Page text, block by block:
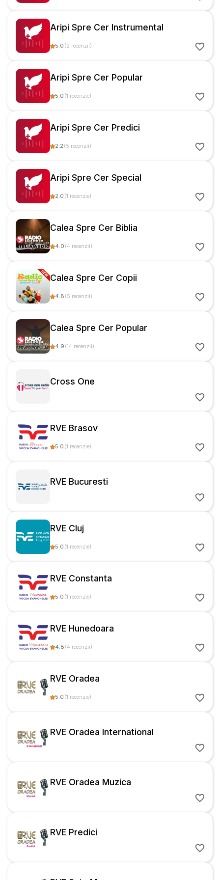
Aripi Spre Cer Instrumental
5.0 (2 recenzii)
Aripi Spre Cer Popular
5.0 (1 recenzie)
Aripi Spre Cer Predici
2.2 (5 recenzii)
Aripi Spre Cer Special
2.0 (1 recenzie)
Calea Spre Cer Biblia
4.0 (4 recenzii)
Calea Spre Cer Copii
4.8 (5 recenzii)
Calea Spre Cer Popular
4.9 (14 recenzii)
Cross One
RVE Brasov
5.0 (1 recenzie)
RVE Bucuresti
RVE Cluj
5.0 (1 recenzie)
RVE Constanta
5.0 (1 recenzie)
RVE Hunedoara
4.8 (4 recenzii)
RVE Oradea
5.0 (1 recenzie)
RVE Oradea International
RVE Oradea Muzica
RVE Predici